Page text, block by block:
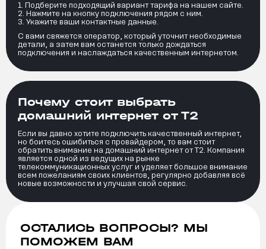
Подберите подходящий вариант тарифа на нашем сайте.
Нажмите на кнопку подключения рядом с ним.
Укажите ваши контактные данные.
С вами свяжется оператор, который уточнит необходимые
детали, а затем вам останется только дождаться
подключения и наслаждаться качественным интернетом.
Почему стоит выбрать
домашний интернет от Т2
Если вы давно хотите подключить качественный интернет,
но боитесь ошибиться с провайдером, то вам стоит
обратить внимание на домашний интернет от Т2. Компания
является одной из ведущих на рынке
телекоммуникационных услуг и уделяет большое внимание
всем пожеланиям своих клиентов, регулярно добавляя всё
новые возможности и улучшая свой сервис.
ОСТАЛИСЬ ВОПРОСЫ? МЫ
ПОМОЖЕМ ВАМ